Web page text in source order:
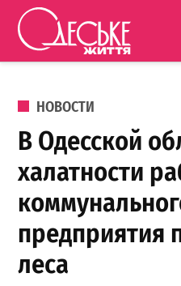
Перейти к содержанию
ОПУБЛИКОВАНО В
НОВОСТИ
В Одесской
халатности
предприятия
леса